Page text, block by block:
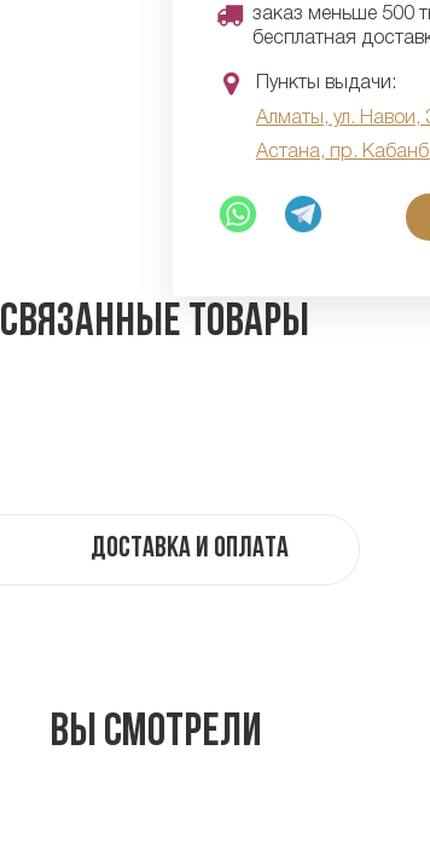
заказ меньше 500
бесплатная
Пункты выдачи:
Алматы, ул. Навои,
Астана, пр.
Связанные товары
Доставка и оплата
Вы смотрели